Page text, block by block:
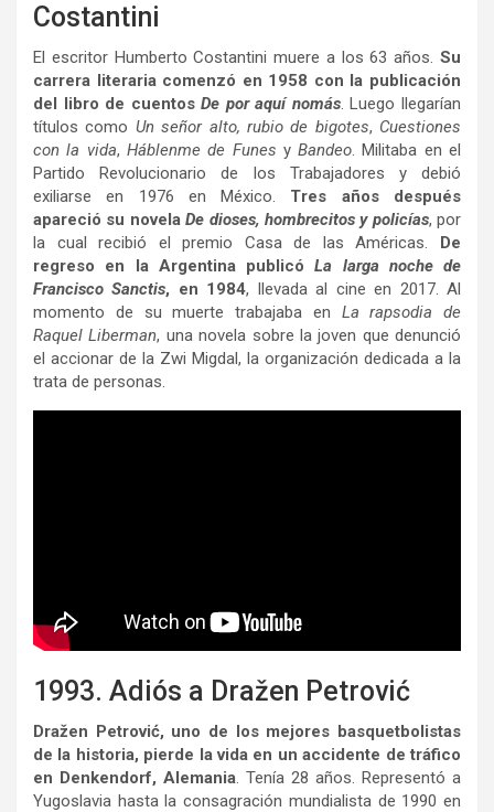
Costantini
El escritor Humberto Costantini muere a los 63 años. Su
carrera literaria comenzó en 1958 con la publicación
del libro de cuentosDe por aquí nomás. Luego llegarían
títulos como Un señor alto, rubio de bigotes, Cuestiones
con la vida, Háblenme de Funes yBandeo. Militaba en el
Partido Revolucionario de los Trabajadores y debió
exiliarse en 1976 en México. Tres años después
apareció su novelaDe dioses, hombrecitos y policías, por
la cual recibió el premio Casa de las Américas.
De
regreso en la Argentina publicóLa larga noche de
Francisco Sanctis, en 1984, llevada al cine en 2017. Al
momento de su muerte trabajaba en La rapsodia de
Raquel Liberman, una novela sobre la joven que denunció
el accionar de la Zwi Migdal, la organización dedicada a la
trata de personas.
1993. Adiós a Dražen Petrović
Dražen Petrović, uno de los mejores basquetbolistas
de la historia, pierde la vida en un accidente de tráfico
en Denkendorf, Alemania. Tenía 28 años. Representó a
Yugoslavia hasta la consagración mundialista de 1990 en